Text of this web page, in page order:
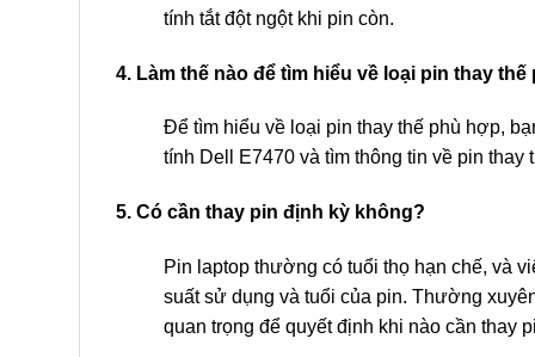
tính tắt đột ngột khi pin còn.
4. Làm thế nào để tìm hiểu về loại pin thay
Để tìm hiểu về loại pin thay thế phù hợp,
tính Dell E7470 và tìm thông tin về pin thay
5. Có cần thay pin định kỳ không?
Pin laptop thường có tuổi thọ hạn chế, và
suất sử dụng và tuổi của pin. Thường
quan trọng để quyết định khi nào cần thay